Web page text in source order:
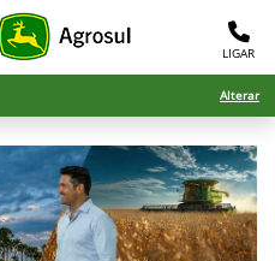
LIGAR
Alterar